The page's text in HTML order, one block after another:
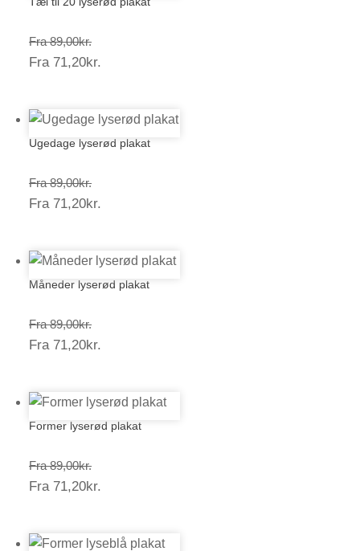
Fra 89,00kr.Prisinterval:
89,00kr.
Fra 71,20kr.
Ugedage lyserød plakat
Fra 89,00kr.Prisinterval:
89,00kr.
Fra 71,20kr.
Måneder lyserød plakat
Fra 89,00kr.Prisinterval:
89,00kr.
Fra 71,20kr.
Former lyserød plakat
Fra 89,00kr.Prisinterval:
89,00kr.
Fra 71,20kr.